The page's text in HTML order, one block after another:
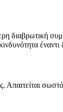
διαβρωτική